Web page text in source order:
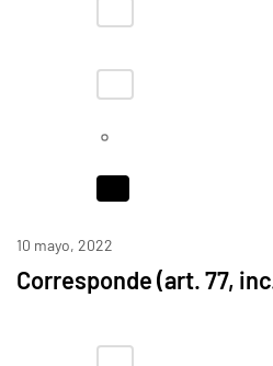
10 mayo, 2022
Corresponde (art. 77,